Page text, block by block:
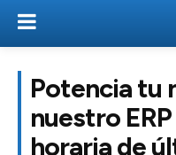
Potencia tu
nuestro
horaria de